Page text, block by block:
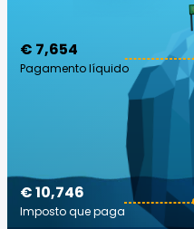
€ 7,654
Pagamento líquido
€ 10,746
Imposto que paga